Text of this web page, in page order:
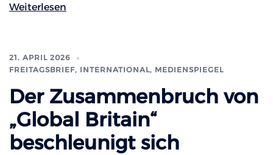
Weiterlesen
21. APRIL 2026
FREITAGSBRIEF, INTERNATIONAL, MEDIENSPIEGEL
Der Zusammenbruch von
„Global Britain“
beschleunigt sich